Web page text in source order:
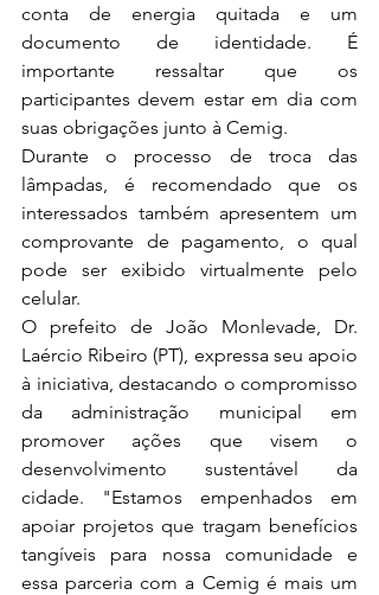
conta de energia quitada e um
documento de identidade. É
importante ressaltar que os
participantes devem estar em dia com
suas obrigações junto à Cemig.
Durante o processo de troca das
lâmpadas, é recomendado que os
interessados também apresentem um
comprovante de pagamento, o qual
pode ser exibido virtualmente pelo
celular.
O prefeito de João Monlevade, Dr.
Laércio Ribeiro (PT), expressa seu apoio
à iniciativa, destacando o compromisso
da administração municipal em
promover ações que visem o
desenvolvimento sustentável da
cidade. "Estamos empenhados em
apoiar projetos que tragam benefícios
tangíveis para nossa comunidade e
essa parceria com a Cemig é mais um